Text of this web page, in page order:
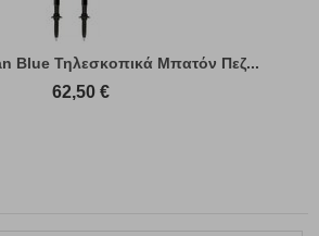
Blue Τηλεσκοπικά Μπατόν Πεζ...
62,50 €